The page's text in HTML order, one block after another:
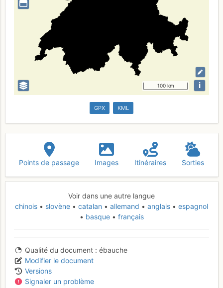
100 km i
GPX KML
Points de passage Images Itinéraires Sorties
Voir dans une autre langue
chinois
slovène catalan allemand anglais
espagnol
basque
français
Qualité du document
ébauche
Modifier le document
Versions
Signaler un problème